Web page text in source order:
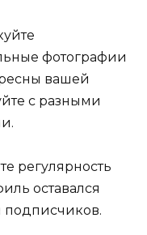
фотографии
вашей
с разными
регулярность
оставался